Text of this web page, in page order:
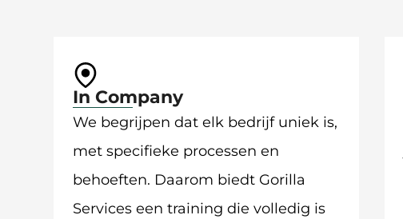
In Company
We begrijpen dat elk bedrijf uniek is,
met specifieke processen en
behoeften. Daarom biedt Gorilla
Services een training die volledig is